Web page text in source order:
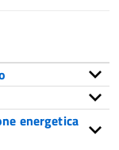
energetica